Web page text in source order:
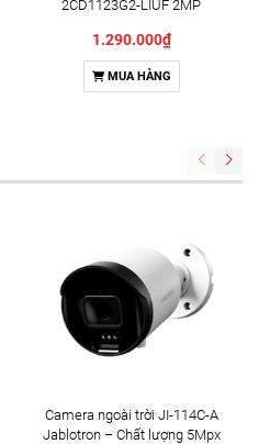
2CD1123G2-LIUF 2MP
1.290.000₫
MUA HÀNG
Camera ngoài trời JI-114C-A
Jablotron – Chất lượng 5Mpx